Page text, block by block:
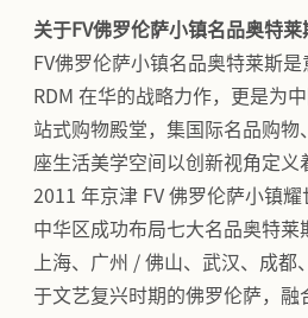
关于FV佛罗伦萨小镇名品奥特莱
FV佛罗伦萨小镇名品奥特莱斯
RDM 在华的战略力作，更是为
站式购物殿堂，集国际名品购物
座生活美学空间以创新视角定义
2011 年京津 FV 佛罗伦萨小镇
中华区成功布局七大名品奥特莱
上海、广州 / 佛山、武汉、成
于文艺复兴时期的佛罗伦萨，融